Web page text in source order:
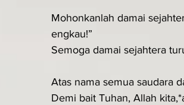
Mohonkanlah damai
engkau!”
Semoga damai sejahtera
Atas nama semua saudara
Demi bait Tuhan, Allah